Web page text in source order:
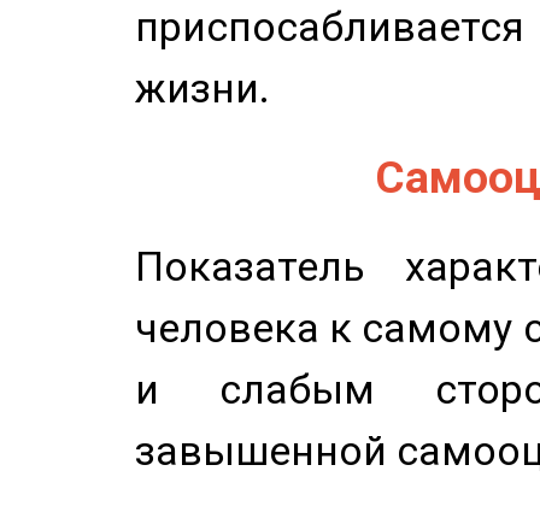
жизни.
Показатель
человека к самому
и слабым
завышенной